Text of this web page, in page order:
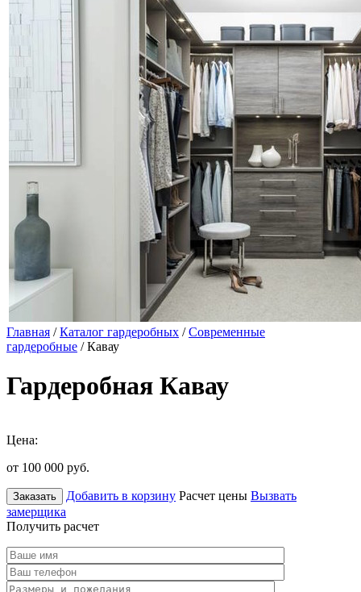
Главная /Каталог гардеробных /Современные
гардеробные / Кавау
Гардеробная Кавау
Цена:
от 100 000 руб.
Заказать Добавить в корзину Расчет цены Вызвать
замерщика
Получить расчет